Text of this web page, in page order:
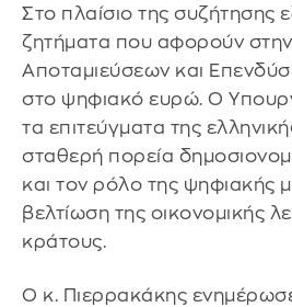
Στο πλαίσιο της συζήτησης
ζητήματα που αφορούν
Αποταμιεύσεων και
στο ψηφιακό ευρώ. Ο
τα επιτεύγματα της
σταθερή πορεία
και τον ρόλο της ψηφιακής
βελτίωση της οικονομικής
κράτους.
Ο κ. Πιερρακάκης